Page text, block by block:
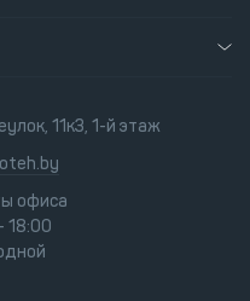
11к3, 1-й этаж
офиса
18:00